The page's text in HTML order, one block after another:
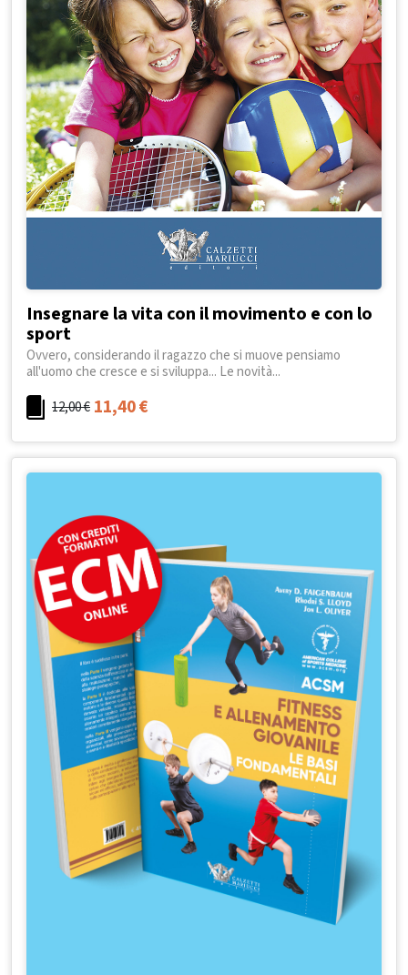
Insegnare la vita con il movimento e con lo
sport
Ovvero, considerando il ragazzo che si muove pensiamo
all'uomo che cresce e si sviluppa... Le novità...
12,00€ 11,40€